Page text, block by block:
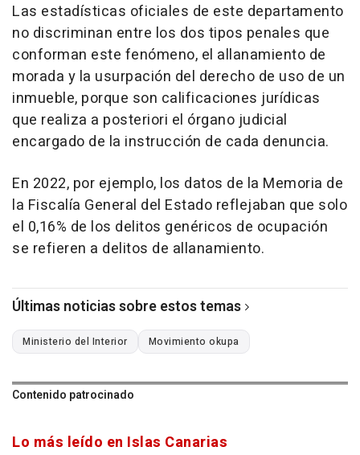
Las estadísticas oficiales de este departamento
no discriminan entre los dos tipos penales que
conforman este fenómeno, el allanamiento de
morada y la usurpación del derecho de uso de un
inmueble, porque son calificaciones jurídicas
que realiza a posteriori el órgano judicial
encargado de la instrucción de cada denuncia.
En 2022, por ejemplo, los datos de la Memoria de
la Fiscalía General del Estado reflejaban que solo
el 0,16% de los delitos genéricos de ocupación
se refieren a delitos de allanamiento.
Últimas noticias sobre estos temas
Ministerio del Interior Movimiento okupa
Contenido patrocinado
Lo más leído en Islas Canarias